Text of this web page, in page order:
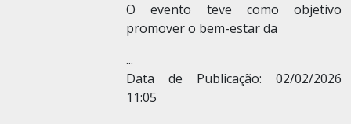
O evento teve como objetivo
promover o bem-estar da
...
Data de Publicação: 02/02/2026
11:05